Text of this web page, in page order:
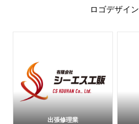
ロゴデザイン
出張修理業